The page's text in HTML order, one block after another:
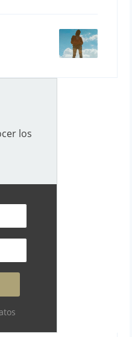
los